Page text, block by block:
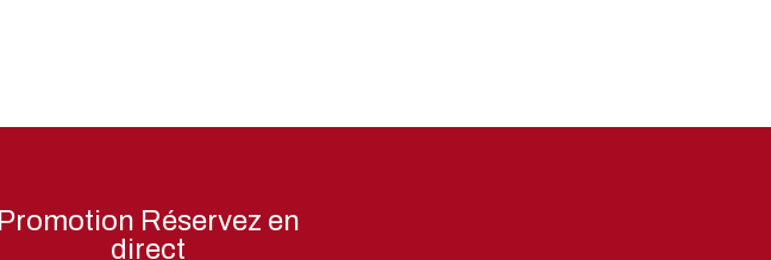
Promotion Réservez en
direct